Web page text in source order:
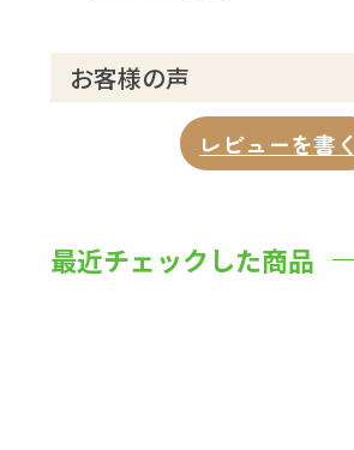
お客様の声
レビューを書く
最近チェックした商品